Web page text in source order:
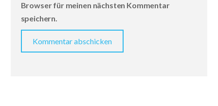
Browser für meinen nächsten Kommentar
speichern.